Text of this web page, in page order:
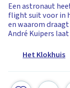
Een astronaut
flight suit voor in
en waarom
André Kuipers
Het Klokhuis